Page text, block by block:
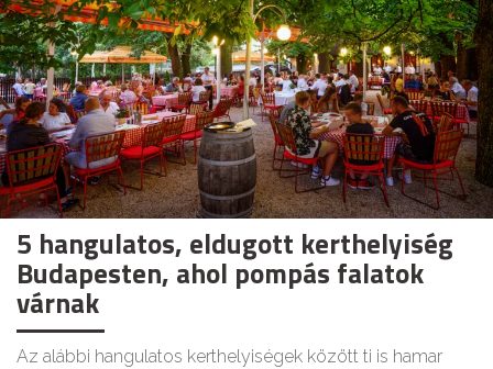
5 hangulatos, eldugott kerthelyiség
Budapesten, ahol pompás falatok
várnak
Az alábbi hangulatos kerthelyiségek között ti is hamar